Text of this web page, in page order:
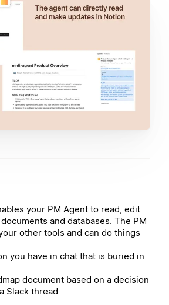
your PM Agent to read, edit
and databases. The PM
other tools and can do things
you have in chat that is buried in
document based on a decision
Slack thread